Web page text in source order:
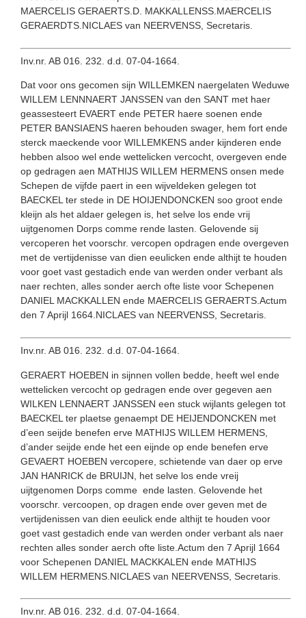
MAERCELIS GERAERTS.D. MAKKALLENSS.MAERCELIS
GERAERDTS.NICLAES van NEERVENSS, Secretaris.
Inv.nr. AB 016. 232. d.d. 07-04-1664.
Dat voor ons gecomen sijn WILLEMKEN naergelaten Weduwe
WILLEM LENNNAERT JANSSEN van den SANT met haer
geassesteert EVAERT ende PETER haere soenen ende
PETER BANSIAENS haeren behouden swager, hem fort ende
sterck maeckende voor WILLEMKENS ander kijnderen ende
hebben alsoo wel ende wettelicken vercocht, overgeven ende
op gedragen aen MATHIJS WILLEM HERMENS onsen mede
Schepen de vijfde paert in een wijveldeken gelegen tot
BAECKEL ter stede in DE HOIJENDONCKEN soo groot ende
kleijn als het aldaer gelegen is, het selve los ende vrij
uijtgenomen Dorps comme rende lasten. Gelovende sij
vercoperen het voorschr. vercopen opdragen ende overgeven
met de vertijdenisse van dien eeulicken ende althijt te houden
voor goet vast gestadich ende van werden onder verbant als
naer rechten, alles sonder aerch ofte liste voor Schepenen
DANIEL MACKKALLEN ende MAERCELIS GERAERTS.Actum
den 7 Aprijl 1664.NICLAES van NEERVENSS, Secretaris.
Inv.nr. AB 016. 232. d.d. 07-04-1664.
GERAERT HOEBEN in sijnnen vollen bedde, heeft wel ende
wettelicken vercocht op gedragen ende over gegeven aen
WILKEN LENNAERT JANSSEN een stuck wijlants gelegen tot
BAECKEL ter plaetse genaempt DE HEIJENDONCKEN met
d’een seijde benefen erve MATHIJS WILLEM HERMENS,
d’ander seijde ende het een eijnde op ende benefen erve
GEVAERT HOEBEN vercopere, schietende van daer op erve
JAN HANRICK de BRUIJN, het selve los ende vreij
uijtgenomen Dorps comme ende lasten. Gelovende het
voorschr. vercoopen, op dragen ende over geven met de
vertijdenissen van dien eeulick ende althijt te houden voor
goet vast gestadich ende van werden onder verbant als naer
rechten alles sonder aerch ofte liste.Actum den 7 Aprijl 1664
voor Schepenen DANIEL MACKKALEN ende MATHIJS
WILLEM HERMENS.NICLAES van NEERVENSS, Secretaris.
Inv.nr. AB 016. 232. d.d. 07-04-1664.